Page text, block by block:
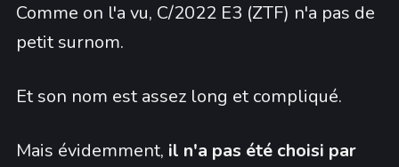
Comme on l'a vu, C/2022 E3 (ZTF) n'a pas de
petit surnom.
Et son nom est assez long et compliqué.
Mais évidemment, il n'a pas été choisi par